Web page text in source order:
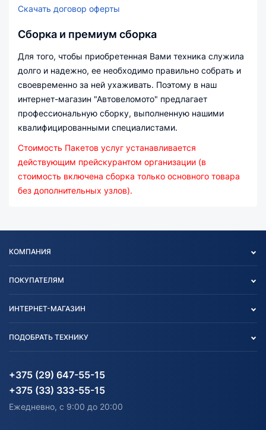
Скачать договор оферты
Сборка и премиум сборка
Для того, чтобы приобретенная Вами техника служила
долго и надежно, ее необходимо правильно собрать и
своевременно за ней ухаживать. Поэтому в наш
интернет-магазин "Автовеломото" предлагает
профессиональную сборку, выполненную нашими
квалифицированными специалистами.
Стоимость Пакетов услуг устанавливается
действующим прейскурантом организации (в
стоимость включена сборка только основного товара
без дополнительных узлов).
КОМПАНИЯ
Блог
Карта сайта
ПОКУПАТЕЛЯМ
Согласие на обработку
Информация до получения
согласия на обработку
ИНТЕРНЕТ-МАГАЗИН
Агротехника
Водный транспорт
Электротранспорт
ПОДОБРАТЬ ТЕХНИКУ
Агротехника
Электротранспорт
+375 (29) 647-55-15
+375 (33) 333-55-15
Ежедневно, с 9:00 до 20:00